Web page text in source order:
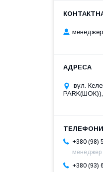
менеджер
вул.
PARK(ШОК)),
+380 (98)
менеджер
+380 (93)